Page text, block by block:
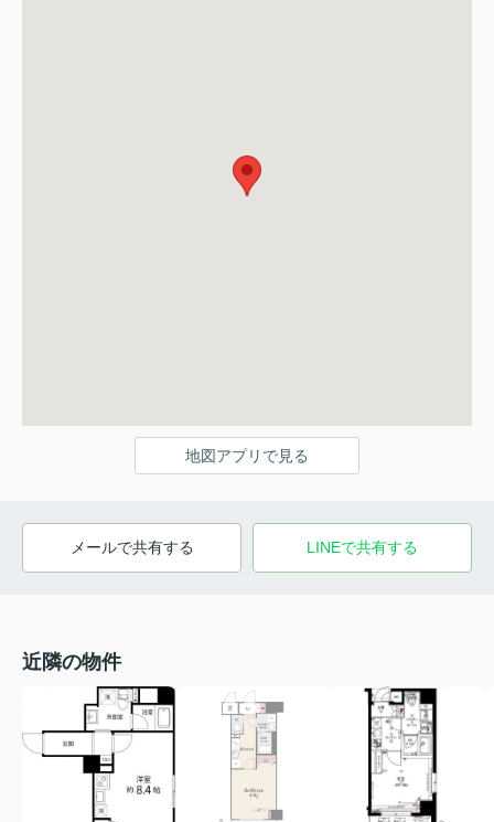
地図アプリで見る
メールで共有する LINEで共有する
近隣の物件